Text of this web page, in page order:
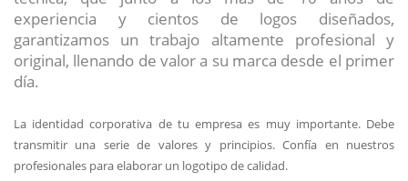
experiencia y cientos de logos diseñados,
garantizamos un trabajo altamente profesional y
original, llenando de valor a su marca desde el primer
día.
La identidad corporativa de tu empresa es muy importante. Debe
transmitir una serie de valores y principios. Confía en nuestros
profesionales para elaborar un logotipo de calidad.